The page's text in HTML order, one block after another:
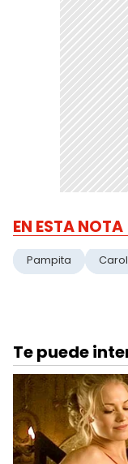
EN ESTA NOTA
Pampita